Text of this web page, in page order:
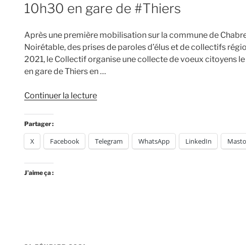
les
auront
la
parole
le
mars »
10h30 en gare de #Thiers
Après une première mobilisation sur la commune de
Noirétable, des prises de paroles d’élus et de collectifs
2021, le Collectif organise une collecte de voeux citoyens
en gare de Thiers en …
Continuer la lecturede
Communiqué
de
Partager :
X Facebook Telegram WhatsApp LinkedIn
J’aime ça :